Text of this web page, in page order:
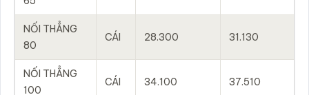
NỐI THẲNG
80
CÁI 28.300 31.130
NỐI THẲNG
100
CÁI 34.100 37.510